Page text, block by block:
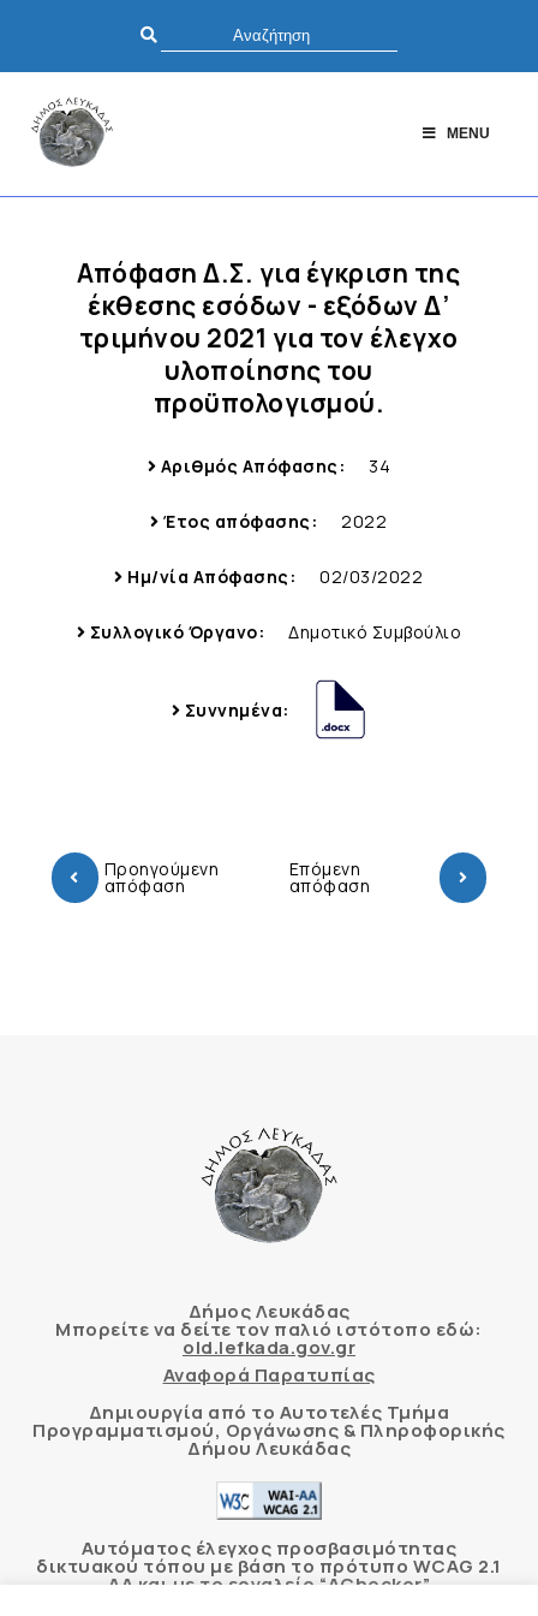
MENU
Απόφαση Δ.Σ. για έγκριση της
έκθεσης εσόδων - εξόδων Δ’
τριμήνου 2021 για τον έλεγχο
υλοποίησης του
προϋπολογισμού.
Αριθμός Απόφασης: 34
Έτος απόφασης: 2022
Ημ/νία Απόφασης: 02/03/2022
Συλλογικό Όργανο: Δημοτικό Συμβούλιο
Συννημένα:
Προηγούμενη
απόφαση
Επόμενη
απόφαση
Δήμος Λευκάδας
Μπορείτε να δείτε τον παλιό ιστότοπο εδώ:
old.lefkada.gov.gr
Αναφορά Παρατυπίας
Δημιουργία από το Αυτοτελές Τμήμα
Προγραμματισμού, Οργάνωσης & Πληροφορικής
Δήμου Λευκάδας
Αυτόματος έλεγχος προσβασιμότητας
δικτυακού τόπου με βάση το πρότυπο WCAG 2.1
AA και με το εργαλείο “AChecker”